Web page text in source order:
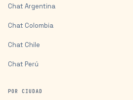
Chat Argentina
Chat Colombia
Chat Chile
Chat Perú
POR CIUDAD